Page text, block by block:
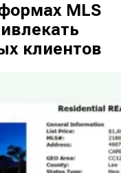
MLS
клиентов